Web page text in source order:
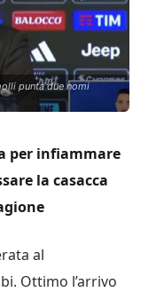
punta due nomi
per infiammare
la casacca
al
Ottimo l’arrivo